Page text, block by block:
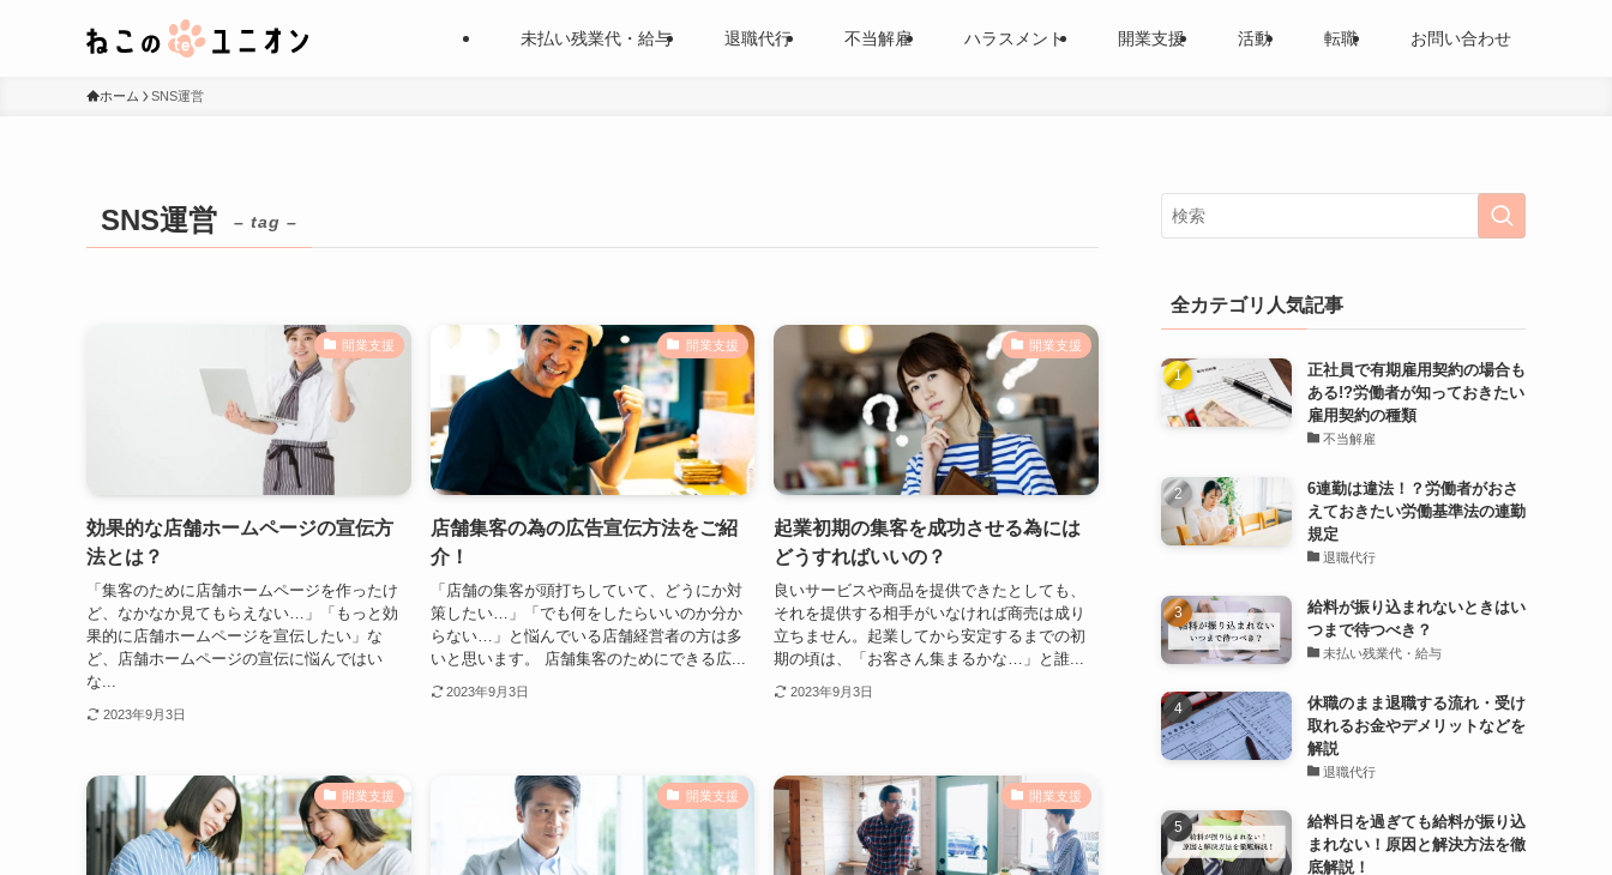
未払い残業代・給与 退職代行 不当解雇 ハラスメント 開業支援 活動 転職 お問い合わせ
ホーム SNS運営
SNS運営 – tag –
開業支援
効果的な店舗ホームページの宣伝方
法とは？
「集客のために店舗ホームページを作ったけ
ど、なかなか見てもらえない…」「もっと効
果的に店舗ホームページを宣伝したい」な
ど、店舗ホームページの宣伝に悩んではい
な...
2023年9月3日
開業支援
店舗集客の為の広告宣伝方法をご紹
介！
「店舗の集客が頭打ちしていて、どうにか対
策したい…」「でも何をしたらいいのか分か
らない…」と悩んでいる店舗経営者の方は多
いと思います。 店舗集客のためにできる広...
2023年9月3日
開業支援
起業初期の集客を成功させる為には
どうすればいいの？
良いサービスや商品を提供できたとしても、
それを提供する相手がいなければ商売は成り
立ちません。起業してから安定するまでの初
期の頃は、「お客さん集まるかな…」と誰...
2023年9月3日
開業支援 開業支援 開業支援
全カテゴリ人気記事
正社員で有期雇用契約の場合も
ある!?労働者が知っておきたい
雇用契約の種類
不当解雇
6連勤は違法！？労働者がおさ
えておきたい労働基準法の連勤
規定
退職代行
給料が振り込まれないときはい
つまで待つべき？
未払い残業代・給与
休職のまま退職する流れ・受け
取れるお金やデメリットなどを
解説
退職代行
給料日を過ぎても給料が振り込
まれない！原因と解決方法を徹
底解説！